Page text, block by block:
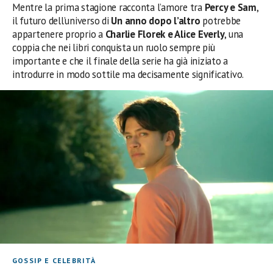
Mentre la prima stagione racconta l’amore tra Percy e Sam,
il futuro dell’universo di Un anno dopo l’altro potrebbe
appartenere proprio a Charlie Florek e Alice Everly, una
coppia che nei libri conquista un ruolo sempre più
importante e che il finale della serie ha già iniziato a
introdurre in modo sottile ma decisamente significativo.
GOSSIP E CELEBRITÀ